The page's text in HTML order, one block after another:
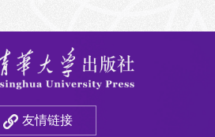
友情链接